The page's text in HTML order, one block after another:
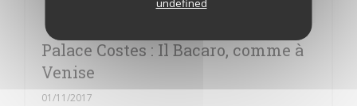
Palace Costes : Il Bacaro, comme à
Venise
01/11/2017